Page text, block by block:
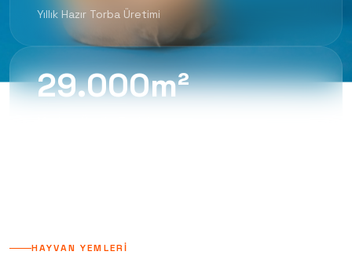
Yıllık Hazır Torba Üretimi
29.000m²
HAYVAN YEMLERI